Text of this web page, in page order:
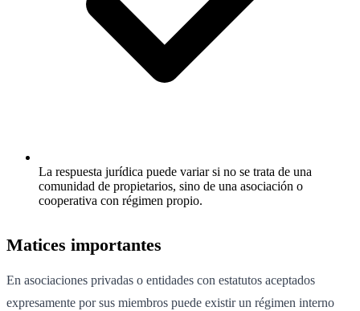
La respuesta jurídica puede variar si no se trata de una
comunidad de propietarios, sino de una asociación o
cooperativa con régimen propio.
Matices importantes
En asociaciones privadas o entidades con estatutos aceptados
expresamente por sus miembros puede existir un régimen interno